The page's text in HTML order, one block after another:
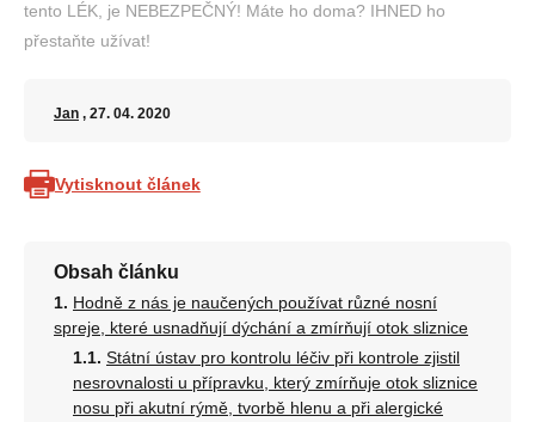
tento LÉK, je NEBEZPEČNÝ! Máte ho doma? IHNED ho
přestaňte užívat!
Jan , 27. 04. 2020
Vytisknout článek
Obsah článku
Hodně z nás je naučených používat různé nosní
spreje, které usnadňují dýchání a zmírňují otok sliznice
Státní ústav pro kontrolu léčiv při kontrole zjistil
nesrovnalosti u přípravku, který zmírňuje otok sliznice
nosu při akutní rýmě, tvorbě hlenu a při alergické